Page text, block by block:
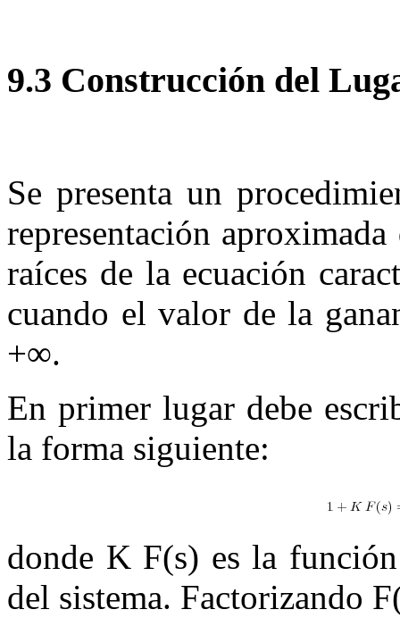
9.3 Construcción del
Se presenta un
representación
raíces de la ecuación
cuando el valor de la
+∞.
En primer lugar debe
la forma siguiente:
donde K F(s) es la
del sistema. Factorizando F